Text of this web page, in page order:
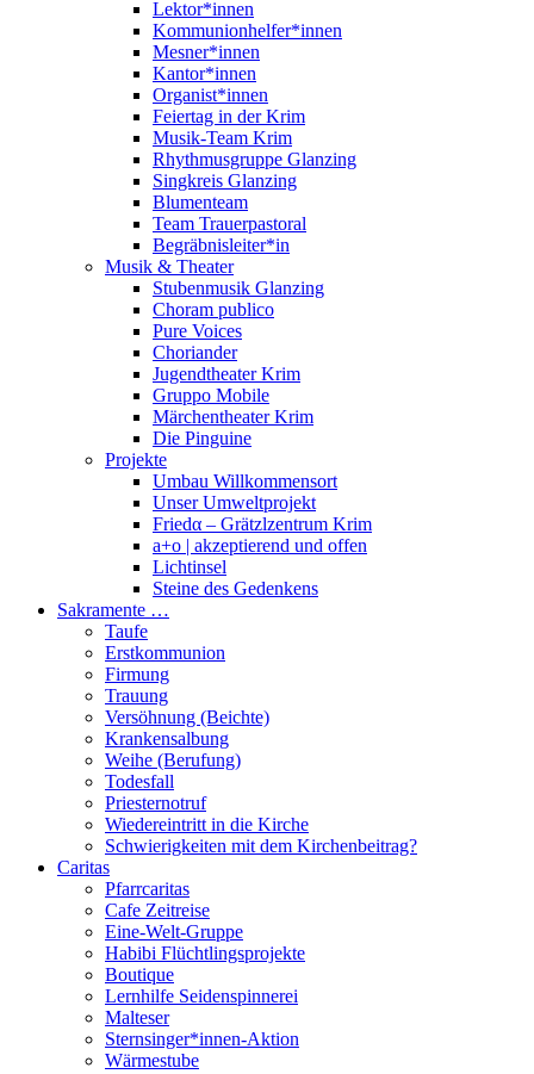
Lektor*innen
Kommunionhelfer*innen
Mesner*innen
Kantor*innen
Organist*innen
Feiertag in der Krim
Musik-Team Krim
Rhythmusgruppe Glanzing
Singkreis Glanzing
Blumenteam
Team Trauerpastoral
Begräbnisleiter*in
Musik & Theater
Stubenmusik Glanzing
Choram publico
Pure Voices
Choriander
Jugendtheater Krim
Gruppo Mobile
Märchentheater Krim
Die Pinguine
Projekte
Umbau Willkommensort
Unser Umweltprojekt
Friedα – Grätzlzentrum Krim
a+o | akzeptierend und offen
Lichtinsel
Steine des Gedenkens
Sakramente …
Taufe
Erstkommunion
Firmung
Trauung
Versöhnung (Beichte)
Krankensalbung
Weihe (Berufung)
Todesfall
Priesternotruf
Wiedereintritt in die Kirche
Schwierigkeiten mit dem Kirchenbeitrag?
Caritas
Pfarrcaritas
Cafe Zeitreise
Eine-Welt-Gruppe
Habibi Flüchtlingsprojekte
Boutique
Lernhilfe Seidenspinnerei
Malteser
Sternsinger*innen-Aktion
Wärmestube